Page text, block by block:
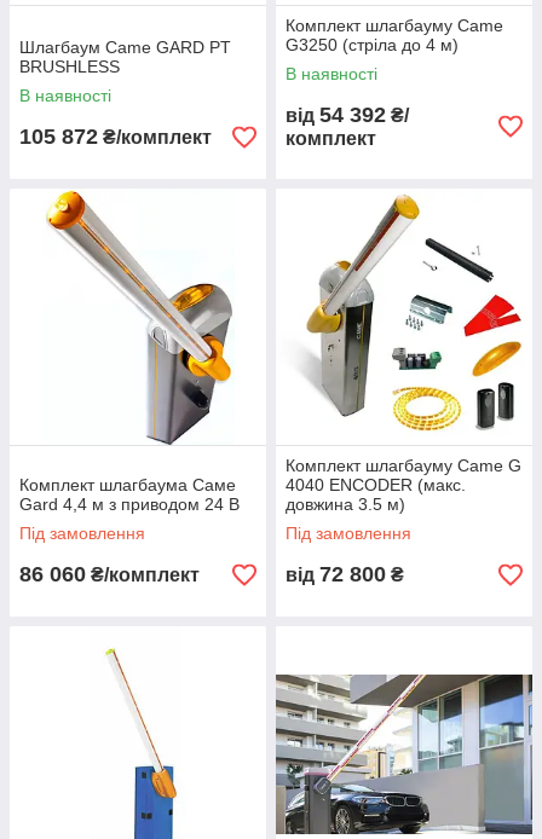
Шлагбаум Came GARD PT
BRUSHLESS
В наявності
105 872 ₴/комплект
Комплект шлагбауму Came
G3250 (стріла до 4 м)
В наявності
від 54 392 ₴/
комплект
Комплект шлагбаума Саме
Gard 4,4 м з приводом 24 В
Під замовлення
86 060 ₴/комплект
Комплект шлагбауму Came G
4040 ENCODER (макс.
довжина 3.5 м)
Під замовлення
від 72 800 ₴